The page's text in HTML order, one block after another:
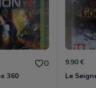
0
360
9.90 €